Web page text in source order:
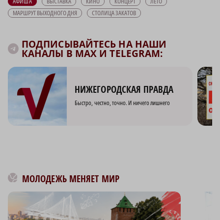
МАРШРУТ ВЫХОДНОГО ДНЯ
СТОЛИЦА ЗАКАТОВ
ПОДПИСЫВАЙТЕСЬ НА НАШИ
КАНАЛЫ В MAX И TELEGRAM:
НИЖЕГОРОДСКАЯ ПРАВДА
Быстро, честно, точно. И ничего лишнего
МОЛОДЕЖЬ МЕНЯЕТ МИР